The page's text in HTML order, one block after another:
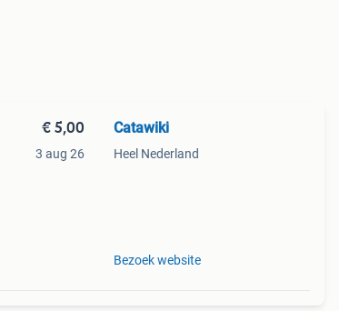
€ 5,00
3 aug 26
Catawiki
Heel Nederland
Bezoek website